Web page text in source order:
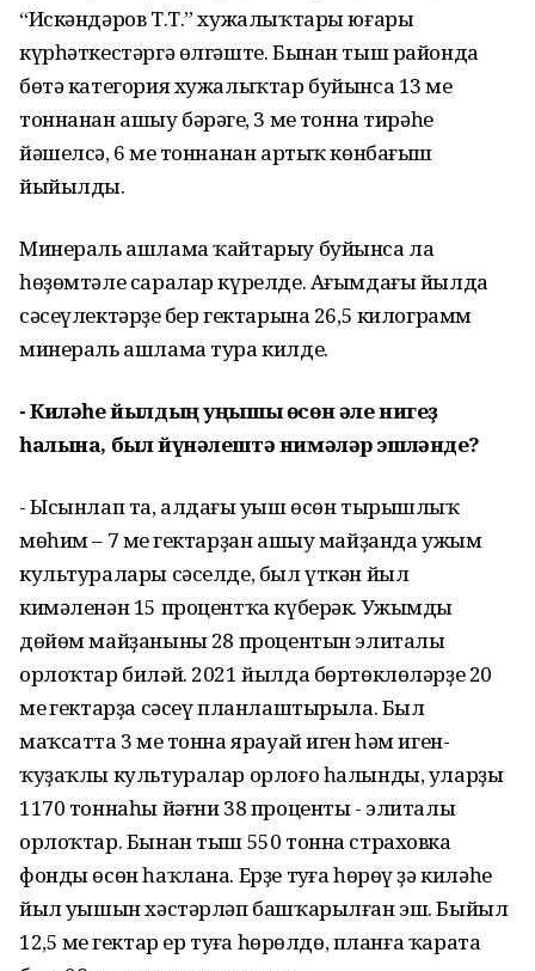
“Искәндәров Т.Т.” хужалыҡтары юғары
күрһәткестәргә өлгәште. Бынан тыш районда
бөтә категория хужалыҡтар буйынса 13 мең
тоннанан ашыу бәрәңге, 3 мең тонна тирәһе
йәшелсә, 6 мең тоннанан артыҡ көнбағыш
йыйылды.
Минераль ашлама ҡайтарыу буйынса ла
һөҙөмтәле саралар күрелде. Ағымдағы йылда
сәсеүлектәрҙең бер гектарына 26,5 килограмм
минераль ашлама тура килде.
- Киләһе йылдың уңышы өсөн әле нигеҙ
һалына, был йүнәлештә нимәләр эшләнде?
- Ысынлап та, алдағы уңыш өсөн тырышлыҡ
мөһим – 7 мең гектарҙан ашыу майҙанда ужым
культуралары сәселде, был үткән йыл
кимәленән 15 процентҡа күберәк. Ужымдың
дөйөм майҙанының 28 процентын элиталы
орлоҡтар биләй. 2021 йылда бөртөклөләрҙе 20
мең гектарҙа сәсеү планлаштырыла. Был
маҡсатта 3 мең тонна ярауай иген һәм иген-
ҡуҙаҡлы культуралар орлоғо һалынды, уларҙың
1170 тоннаһы йәғни 38 проценты - элиталы
орлоҡтар. Бынан тыш 550 тонна страховка
фонды өсөн һаҡлана. Ерҙе туңға һөрөү ҙә киләһе
йыл уңышын хәстәрләп башҡарылған эш. Быйыл
12,5 мең гектар ер туңға һөрөлдө, планға ҡарата